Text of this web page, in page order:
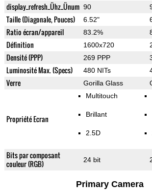
display_refresh_Ühz_Ünum 90
Taille (Diagonale, Pouces) 6.52"
Ratio écran/appareil 83.2%
Définition 1600x720
Densité (PPP) 269 PPP
Luminosité Max. (Specs) 480 NITs
Verre Gorilla Glass
Propriété Ecran
Multitouch
Brillant
2.5D
Bits par composant
couleur (RGB)
24 bit
Primary Camera